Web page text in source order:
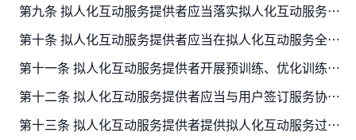
第九条 拟人化互动服务提供者应当落实拟人化互动服务安全主体责任，建立健全算法机制机理审核、科技伦理审查、信息内容管理、网络和数据安全、风险预案和应急处置等管理制度，配备…
第十条 拟人化互动服务提供者应当在拟人化互动服务全生命周期履行安全责任，明确部署、运行、升级、终止服务等各阶段安全要求，保证安全措施与服务功能同步部署、同步使用，提升安…
第十一条 拟人化互动服务提供者开展预训练、优化训练等数据处理活动的，应当加强训练数据管理，遵守以下规定：
第十二条 拟人化互动服务提供者应当与用户签订服务协议，要求用户依法依约进行注册，并提供用户年龄、监护人或者紧急联系人等必要信息。
第十三条 拟人化互动服务提供者提供拟人化互动服务过程中，应当在保护用户隐私权和个人信息的前提下，及时识别用户面临的安全风险，并采取相应的应急处置措施。